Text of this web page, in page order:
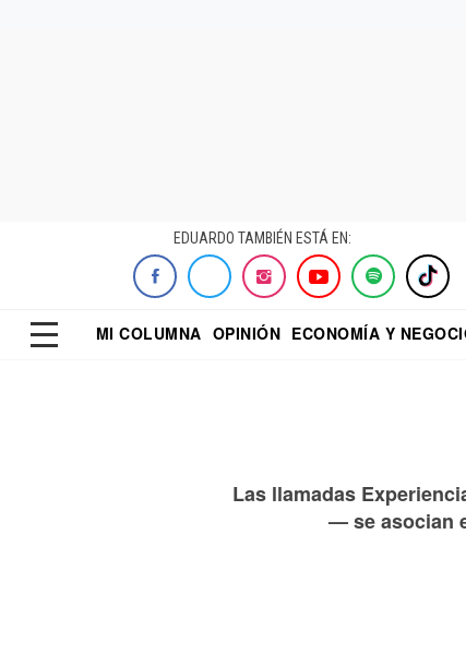
EDUARDO TAMBIÉN ESTÁ EN:
MI COLUMNA OPINIÓN ECONOMÍA Y
Las llamadas
— se asocian